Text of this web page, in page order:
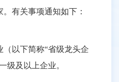
有关事项通知如下：
（以下简称“省级龙头企
级及以上企业。